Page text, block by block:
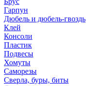
Гарпун
Дюбель и дюбель-гвоздь
Клей
Консоли
Пластик
Подвесы
Хомуты
Саморезы
Сверла, буры, биты